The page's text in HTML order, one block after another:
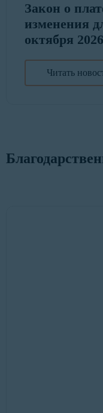
Закон о
изменения
октября
Читать